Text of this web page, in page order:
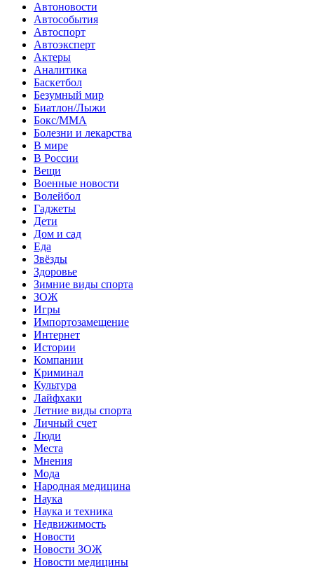
Автоновости
Автособытия
Автоспорт
Автоэксперт
Актеры
Аналитика
Баскетбол
Безумный мир
Биатлон/Лыжи
Бокс/MMA
Болезни и лекарства
В мире
В России
Вещи
Военные новости
Волейбол
Гаджеты
Дети
Дом и сад
Еда
Звёзды
Здоровье
Зимние виды спорта
ЗОЖ
Игры
Импортозамещение
Интернет
Истории
Компании
Криминал
Культура
Лайфхаки
Летние виды спорта
Личный счет
Люди
Места
Мнения
Мода
Народная медицина
Наука
Наука и техника
Недвижимость
Новости
Новости ЗОЖ
Новости медицины